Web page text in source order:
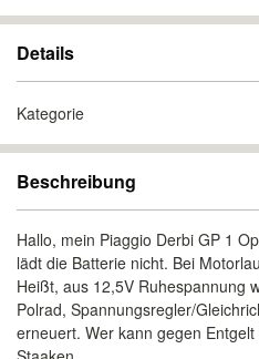
Details
Kategorie
Beschreibung
Hallo, mein Piaggio Derbi GP 1
lädt die Batterie nicht. Bei
Heißt, aus 12,5V Ruhespannung
Polrad, Spannungsregler/
erneuert. Wer kann gegen